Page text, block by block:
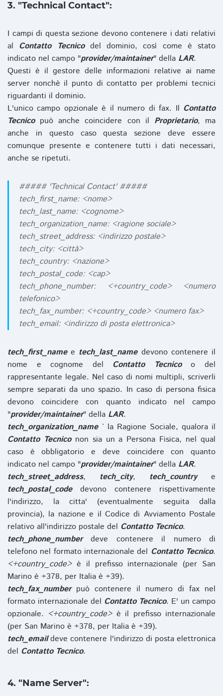
3. "Technical Contact":
I campi di questa sezione devono contenere i dati relativi
al Contatto Tecnicodel dominio, così come è stato
indicato nel campo "provider/maintainer" della LAR.
Questi è il gestore delle informazioni relative ai name
server nonchè il punto di contatto per problemi tecnici
riguardanti il dominio.
L'unico campo opzionale è il numero di fax. Il Contatto
Tecnicopuò anche coincidere con il Proprietario, ma
anche in questo caso questa sezione deve essere
comunque presente e contenere tutti i dati necessari,
anche se ripetuti.
##### 'Technical Contact' #####
tech_first_name: <nome>
tech_last_name: <cognome>
tech_organization_name: <ragione sociale>
tech_street_address: <indirizzo postale>
tech_city: <città>
tech_country: <nazione>
tech_postal_code: <cap>
tech_phone_number: <+country_code> <numero
telefonico>
tech_fax_number: <+country_code> <numero fax>
tech_email: <indirizzo di posta elettronica>
tech_first_namee tech_last_namedevono contenere il
nome e cognome del Contatto Tecnicoo del
rappresentante legale. Nel caso di nomi multipli, scriverli
sempre separati da uno spazio. In caso di persona fisica
devono coincidere con quanto indicato nel campo
"provider/maintainer" della LAR.
tech_organization_name` la Ragione Sociale, qualora il
Contatto Tecniconon sia un a Persona Fisica, nel qual
caso è obbligatorio e deve coincidere con quanto
indicato nel campo "provider/maintainer" della LAR.
tech_street_address, tech_city, tech_countrye
tech_postal_codedevono contenere rispettivamente
l'indirizzo, la citta' (eventualmente seguita dalla
provincia), la nazione e il Codice di Avviamento Postale
relativo all'indirizzo postale del Contatto Tecnico.
tech_phone_numberdeve contenere il numero di
telefono nel formato internazionale del Contatto Tecnico.
<+country_code>è il prefisso internazionale (per San
Marino è +378, per Italia è +39).
tech_fax_numberpuò contenere il numero di fax nel
formato internazionale del Contatto Tecnico. E' un campo
opzionale. <+country_code>è il prefisso internazionale
(per San Marino è +378, per Italia è +39).
tech_emaildeve contenere l'indirizzo di posta elettronica
del Contatto Tecnico.
4. "Name Server":